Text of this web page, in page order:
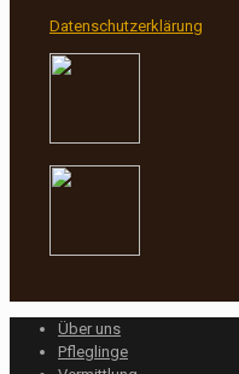
Datenschutzerklärung
Über uns
Pfleglinge